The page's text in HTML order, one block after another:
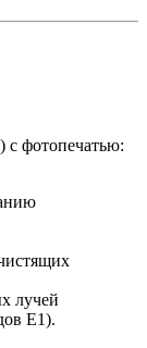
с фотопечатью:
лучей
Е1).